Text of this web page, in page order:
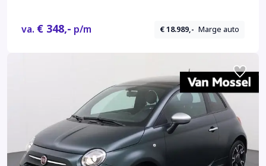
va. € 348,- p/m € 18.989,- Marge auto